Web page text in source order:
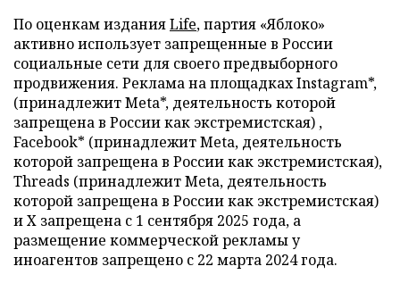
По оценкам изданияLife, партия «Яблоко»
активно использует запрещенные в России
социальные сети для своего предвыборного
продвижения. Реклама на площадках Instagram*,
(принадлежит Meta*, деятельность которой
запрещена в России как экстремистская) ,
Facebook* (принадлежит Meta, деятельность
которой запрещена в России как экстремистская),
Threads (принадлежит Meta, деятельность
которой запрещена в России как экстремистская)
и X запрещена с 1 сентября 2025 года, а
размещение коммерческой рекламы у
иноагентов запрещено с 22 марта 2024 года.